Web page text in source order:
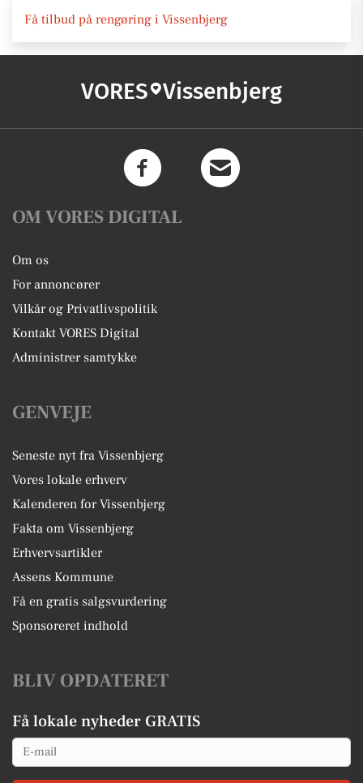
Få tilbud på rengøring i Vissenbjerg
VORES Vissenbjerg
OM VORES DIGITAL
Om os
For annoncører
Vilkår og Privatlivspolitik
Kontakt VORES Digital
Administrer samtykke
GENVEJE
Seneste nyt fra Vissenbjerg
Vores lokale erhverv
Kalenderen for Vissenbjerg
Fakta om Vissenbjerg
Erhvervsartikler
Assens Kommune
Få en gratis salgsvurdering
Sponsoreret indhold
BLIV OPDATERET
Få lokale nyheder GRATIS
Email